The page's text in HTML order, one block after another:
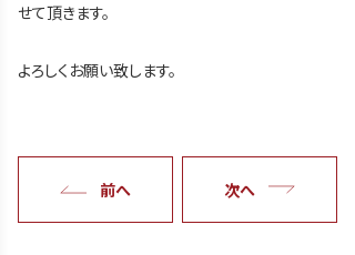
せて頂きます。
よろしくお願い致します。
前へ 次へ